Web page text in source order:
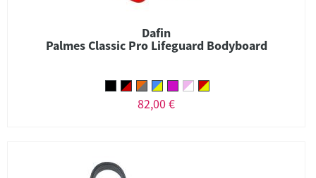
Dafin
Palmes Classic Pro Lifeguard Bodyboard
82,00 €